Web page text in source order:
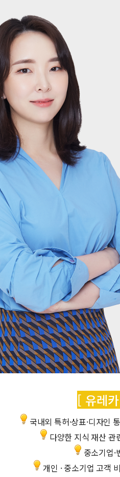
[ 유레
국내외 특허·상표·디자인
다양한 지식 재산 관
중소기업
개인 · 중소기업 고객